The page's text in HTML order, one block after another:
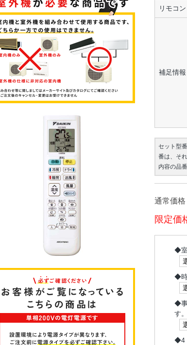
リモコン
補足情報
セット型
番は、そ
内容の品
通常価格
限定価
◆
◆
◆
す。
◆4